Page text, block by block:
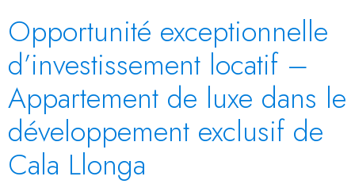
Opportunité exceptionnelle
d’investissement locatif –
Appartement de luxe dans le
développement exclusif de
Cala Llonga